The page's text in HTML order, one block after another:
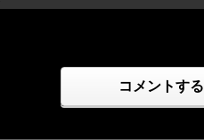
コメントする